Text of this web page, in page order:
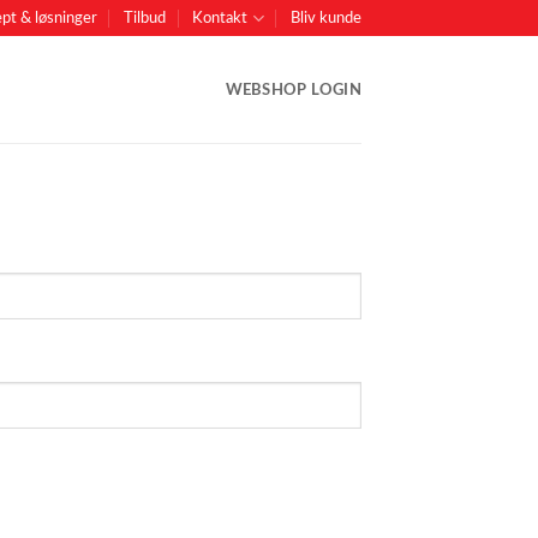
& løsninger Tilbud Kontakt Bliv kunde
WEBSHOP LOGIN